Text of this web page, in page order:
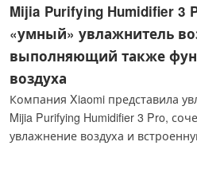
Mijia Purifying Humidifier
«умный» увлажнитель
выполняющий также
воздуха
Компания Xiaomi представила
Mijia Purifying Humidifier 3 Pro,
увлажнение воздуха и
интеллектуальное устройство